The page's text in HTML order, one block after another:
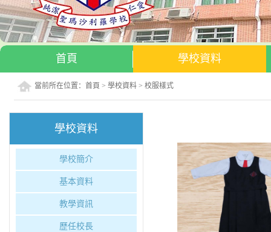
首頁 學校資料
當前所在位置：首頁 >學校資料 >校服樣式
學校資料
學校簡介
基本資料
教學資訊
歷任校長